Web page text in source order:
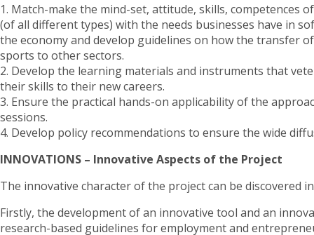
1. Match-make the mind-set, attitude, skills, competences
(of all different types) with the needs businesses have in
the economy and develop guidelines on how the transfer
sports to other sectors.
2. Develop the learning materials and instruments that
their skills to their new careers.
3. Ensure the practical hands-on applicability of the
sessions.
4. Develop policy recommendations to ensure the wide
INNOVATIONS – Innovative Aspects of the Project
The innovative character of the project can be discovered
Firstly, the development of an innovative tool and an
research-based guidelines for employment and